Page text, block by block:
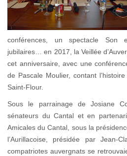
conférences, un spectacle Son
jubilaires… en 2017, la Veillée
cet anniversaire, avec une
de Pascale Moulier, contant
Saint-Flour.
Sous le parrainage de Josiane
sénateurs du Cantal et en
Amicales du Cantal, sous la
l’Aurillacoise, présidée par Jean-
compatriotes auvergnats se